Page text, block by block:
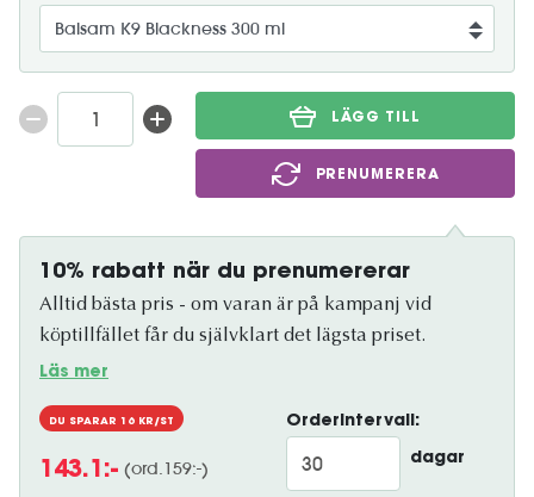
LÄGG TILL
PRENUMERERA
10% rabatt när du prenumererar
Alltid bästa pris - om varan är på kampanj vid
köptillfället får du självklart det lägsta priset.
Läs mer
DU SPARAR 16 KR/ST
143.1 :- (ord.159:-)
Orderintervall:
dagar